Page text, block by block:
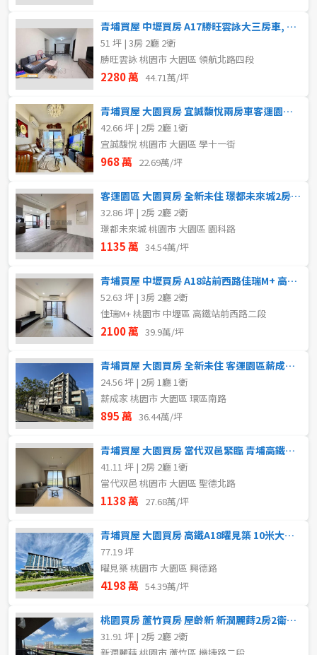
青埔買屋 中壢買房 A17勝旺雲詠大三房車, 尊榮生活首選
51 坪 | 3房 2廳 2衛
勝旺雲詠 桃園市 大園區 領航北路四段
2280 萬 44.71萬/坪
青埔買屋 大園買房 宜誠馥悅兩房車客運園區核心保值選
42.66 坪 | 2房 2廳 1衛
宜誠馥悅 桃園市 大園區 學十一街
968 萬 22.69萬/坪
客運園區 大園買房 全新未住 璟都未來城2房車雙衛浴車
32.86 坪 | 2房 2廳 2衛
璟都未來城 桃園市 大園區 園科路
1135 萬 34.54萬/坪
青埔買屋 中壢買房 A18站前西路佳瑞M+ 高樓景觀大三房車
52.63 坪 | 3房 2廳 2衛
佳瑞M+ 桃園市 中壢區 高鐵站前西路二段
2100 萬 39.9萬/坪
青埔買屋 大園買房 全新未住 客運園區薪成家大2房車衛浴開窗
24.56 坪 | 2房 1廳 1衛
薪成家 桃園市 大園區 環區南路
895 萬 36.44萬/坪
青埔買屋 大園買房 當代双邑緊臨 青埔高鐵二房車田園景觀宅
41.11 坪 | 2房 2廳 1衛
當代双邑 桃園市 大園區 聖德北路
1138 萬 27.68萬/坪
青埔買屋 大園買房 高鐵A18曜見築 10米大面寬雙車店面
77.19 坪
曜見築 桃園市 大園區 興德路
4198 萬 54.39萬/坪
桃園買房 蘆竹買房 屋齡新 新潤麗蒔2房2衛平車 收租自用
31.91 坪 | 2房 2廳 2衛
新潤麗蒔 桃園市 蘆竹區 機捷路二段